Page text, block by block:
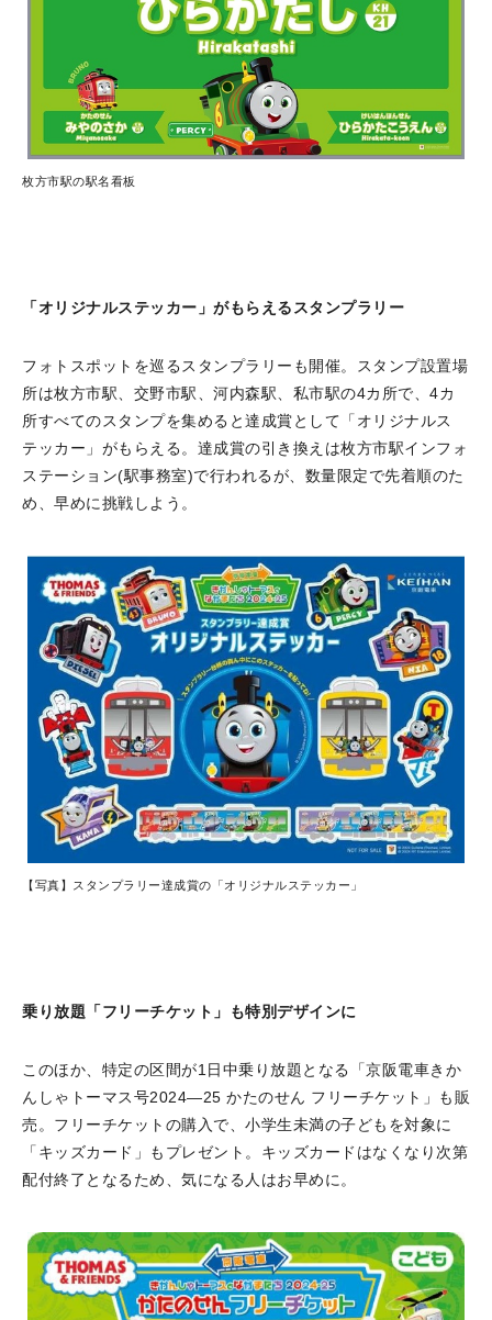
枚方市駅の駅名看板
「オリジナルステッカー」がもらえるスタンプラリー
フォトスポットを巡るスタンプラリーも開催。スタンプ設置場
所は枚方市駅、交野市駅、河内森駅、私市駅の4カ所で、4カ
所すべてのスタンプを集めると達成賞として「オリジナルス
テッカー」がもらえる。達成賞の引き換えは枚方市駅インフォ
ステーション(駅事務室)で行われるが、数量限定で先着順のた
め、早めに挑戦しよう。
【写真】スタンプラリー達成賞の「オリジナルステッカー」
乗り放題「フリーチケット」も特別デザインに
このほか、特定の区間が1日中乗り放題となる「京阪電車きか
んしゃトーマス号2024—25 かたのせん フリーチケット」も販
売。フリーチケットの購入で、小学生未満の子どもを対象に
「キッズカード」もプレゼント。キッズカードはなくなり次第
配付終了となるため、気になる人はお早めに。